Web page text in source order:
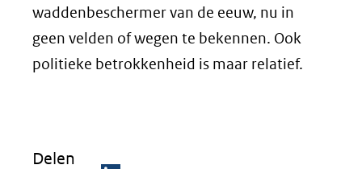
waddenbeschermer van de eeuw, nu in
geen velden of wegen te bekennen. Ook
politieke betrokkenheid is maar relatief.
Delen